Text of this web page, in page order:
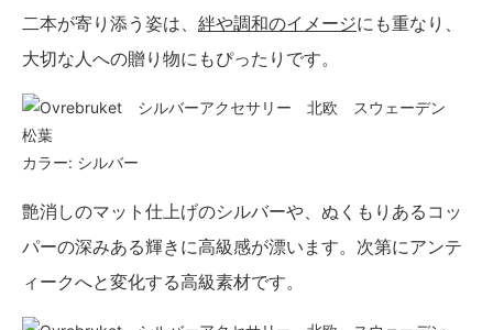
二本が寄り添う姿は、 絆や調和のイメージにも重なり、
大切な人への贈り物にもぴったりです。
カラー: シルバー
艶消しのマット仕上げのシルバーや、ぬくもりあるコッ
パーの深みある輝きに高級感が漂います。次第にアンテ
ィークへと変化する高級素材です。